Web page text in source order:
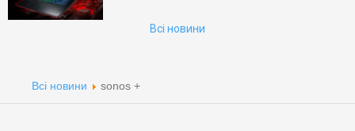
Всі новини
Всі новини sonos +